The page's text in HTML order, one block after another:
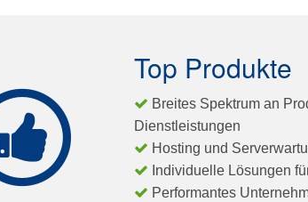
Top Produkte
Breites Spektrum an
Dienstleistungen
Hosting und
Individuelle Lösungen
Performantes